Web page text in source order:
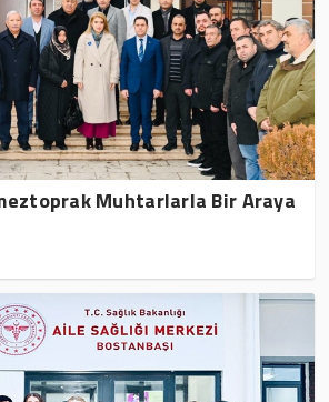
Muhtarlarla Bir Araya